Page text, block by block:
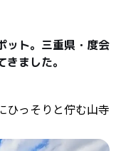
ット。三重県・度会
ました。
ひっそりと佇む山寺